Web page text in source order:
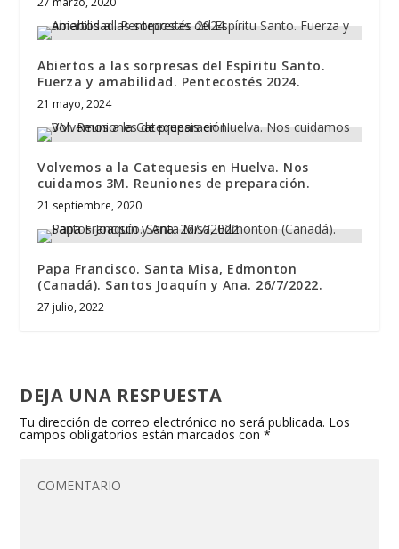
Abiertos a las sorpresas del Espíritu Santo.
Fuerza y amabilidad. Pentecostés 2024.
21 mayo, 2024
Volvemos a la Catequesis en Huelva. Nos
cuidamos 3M. Reuniones de preparación.
21 septiembre, 2020
Papa Francisco. Santa Misa, Edmonton
(Canadá). Santos Joaquín y Ana. 26/7/2022.
27 julio, 2022
DEJA UNA RESPUESTA
Tu dirección de correo electrónico no será publicada. Los
campos obligatorios están marcados con*